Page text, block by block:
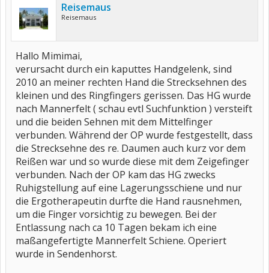
Reisemaus
Reisemaus
Hallo Mimimai,
verursacht durch ein kaputtes Handgelenk, sind
2010 an meiner rechten Hand die Strecksehnen des
kleinen und des Ringfingers gerissen. Das HG wurde
nach Mannerfelt ( schau evtl Suchfunktion ) versteift
und die beiden Sehnen mit dem Mittelfinger
verbunden. Während der OP wurde festgestellt, dass
die Strecksehne des re. Daumen auch kurz vor dem
Reißen war und so wurde diese mit dem Zeigefinger
verbunden. Nach der OP kam das HG zwecks
Ruhigstellung auf eine Lagerungsschiene und nur
die Ergotherapeutin durfte die Hand rausnehmen,
um die Finger vorsichtig zu bewegen. Bei der
Entlassung nach ca 10 Tagen bekam ich eine
maßangefertigte Mannerfelt Schiene. Operiert
wurde in Sendenhorst.